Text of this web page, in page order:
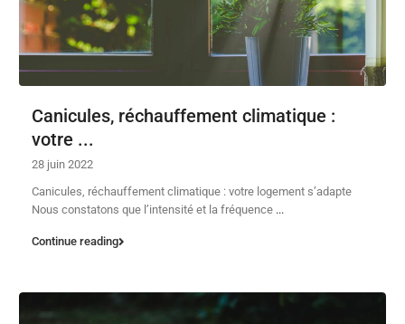
Canicules, réchauffement climatique :
votre ...
28 juin 2022
Canicules, réchauffement climatique : votre logement s’adapte
Nous constatons que l’intensité et la fréquence ...
Continue reading